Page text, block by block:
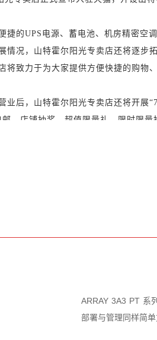
捷的UPS电源、蓄电池、机房精密空
情况，山特霍尔阳光专卖店还将逐步
将致力于为大家提供方便快捷的购物
业后，山特霍尔阳光专卖店还将开展
、店铺抽奖、超值限量礼、限时限量
ARRAY 3A3 PT 系
部署与管理同样简